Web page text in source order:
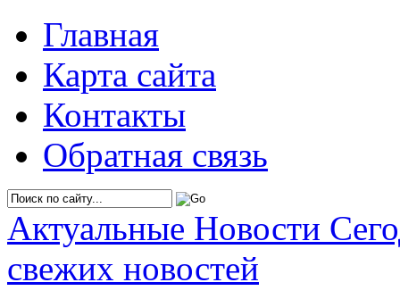
Главная
Карта сайта
Контакты
Обратная связь
Актуальные Новости
свежих новостей